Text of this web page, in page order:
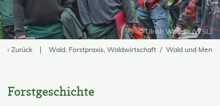
© Ulrich Wasem (WSL)
‹ Zurück Wald, Forstpraxis, Waldwirtschaft Wald und
Forstgeschichte